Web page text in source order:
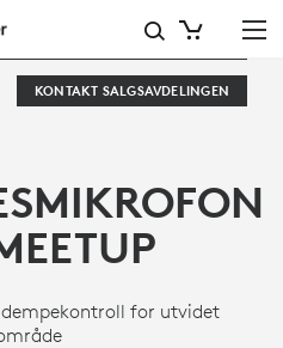
KONTAKT SALGSAVDELINGEN
for utvidet